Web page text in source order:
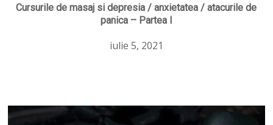
Cursurile de masaj si depresia / anxietatea / atacurile de
panica – Partea I
iulie 5, 2021